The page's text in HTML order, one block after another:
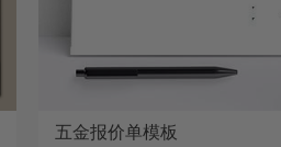
五金报价单模板